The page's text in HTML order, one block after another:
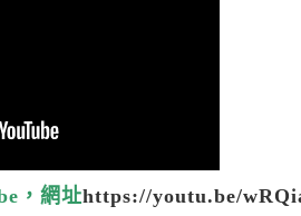
，網址https://youtu.be/